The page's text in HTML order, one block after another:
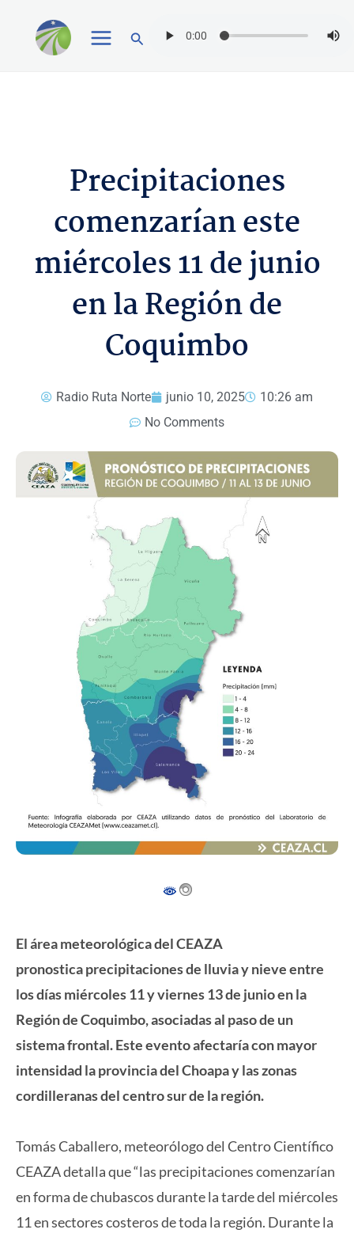
Buscar
Precipitaciones
comenzarían este
miércoles 11 de junio
en la Región de
Coquimbo
Radio Ruta Norte junio 10, 2025
10:26 am
No Comments
El área meteorológica del CEAZA
pronostica precipitaciones de lluvia y nieve entre
los días miércoles 11 y viernes 13 de junio en la
Región de Coquimbo, asociadas al paso de un
sistema frontal. Este evento afectaría con mayor
intensidad la provincia del Choapa y las zonas
cordilleranas del centro sur de la región.
Tomás Caballero, meteorólogo del Centro Científico
CEAZA detalla que “las precipitaciones comenzarían
en forma de chubascos durante la tarde del miércoles
11 en sectores costeros de toda la región. Durante la